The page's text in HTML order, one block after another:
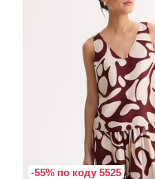
-55% по коду 5525